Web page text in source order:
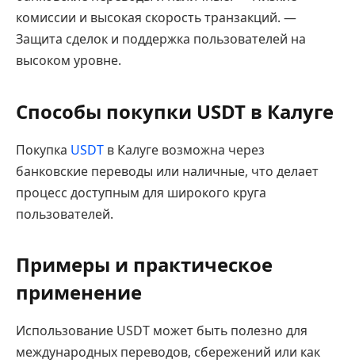
комиссии и высокая скорость транзакций. —
Защита сделок и поддержка пользователей на
высоком уровне.
Способы покупки USDT в Калуге
Покупка USDT в Калуге возможна через
банковские переводы или наличные, что делает
процесс доступным для широкого круга
пользователей.
Примеры и практическое
применение
Использование USDT может быть полезно для
международных переводов, сбережений или как